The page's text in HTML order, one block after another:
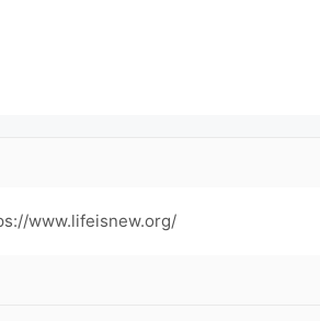
www.lifeisnew.org/